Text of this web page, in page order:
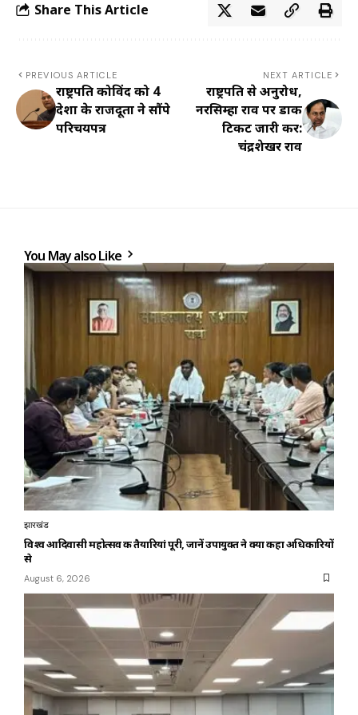
Share This Article
PREVIOUS ARTICLE
राष्ट्रपति कोविंद को 4
देशों के राजदूतों ने सौंपे
परिचयपत्र
NEXT ARTICLE
राष्ट्रपति से अनुरोध,
नरसिम्हा राव पर डाक
टिकट जारी करें:
चंद्रशेखर राव
You May also Like
झारखंड
विश्व आदिवासी महोत्सव की तैयारियां पूरी, जानें उपायुक्त ने क्या कहा अधिकारियों
से
August 6, 2026